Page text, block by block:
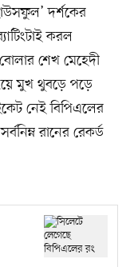
দর্শকের
করল
শেখ মেহেদী
মুখ থুবড়ে পড়ে
নেই বিপিএলের
রানের রেকর্ড